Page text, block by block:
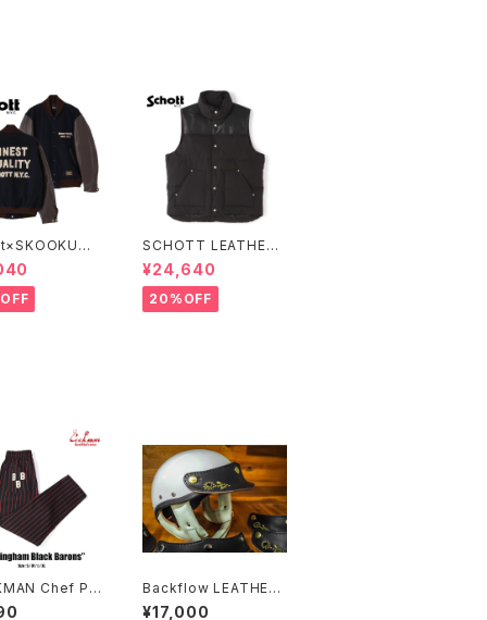
JACKET F
QUALITY
SCHOTT LEATHER
COMBI DOWN VEST
¥24,640
20%OFF
Chef Pa
Bla
Backflow LEATHER
STUDS VISOR
¥17,000